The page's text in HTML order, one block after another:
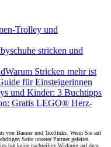
Trolley und
stricken und
Warum Stricken mehr ist
für Einsteigerinnen
und Kinder: 3 Buchtipps
Gratis LEGO® Herz-
von Banner und Textlinks. Wenn Sie auf
Seite unserer Partner geleitet.
hat keine nachteilige Wirkung auf dem